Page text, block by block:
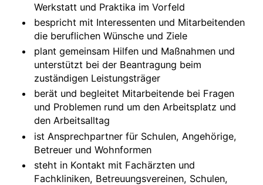
Werkstatt und Praktika im Vorfeld
bespricht mit Interessenten und Mitarbeitenden
die beruflichen Wünsche und Ziele
plant gemeinsam Hilfen und Maßnahmen und
unterstützt bei der Beantragung beim
zuständigen Leistungsträger
berät und begleitet Mitarbeitende bei Fragen
und Problemen rund um den Arbeitsplatz und
den Arbeitsalltag
ist Ansprechpartner für Schulen, Angehörige,
Betreuer und Wohnformen
steht in Kontakt mit Fachärzten und
Fachkliniken, Betreuungsvereinen, Schulen,